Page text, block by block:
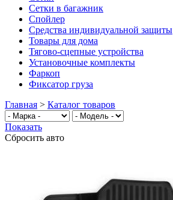
Сетки в багажник
Спойлер
Средства индивидуальной защиты
Товары для дома
Тягово-сцепные устройства
Установочные комплекты
Фаркоп
Фиксатор груза
Главная > Каталог товаров
Показать
Сбросить авто